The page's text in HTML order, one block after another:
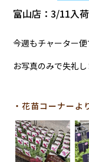
富山店：3/11入
今週もチャーター
お写真のみで失礼
・花苗コーナーよ